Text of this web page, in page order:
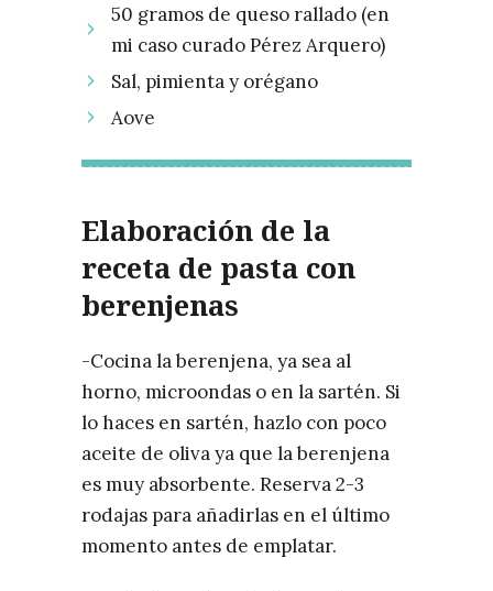
50 gramos de queso rallado (en
mi caso curado Pérez Arquero)
Sal, pimienta y orégano
Aove
Elaboración de la
receta de pasta con
berenjenas
-Cocina la berenjena, ya sea al
horno, microondas o en la sartén. Si
lo haces en sartén, hazlo con poco
aceite de oliva ya que la berenjena
es muy absorbente. Reserva 2-3
rodajas para añadirlas en el último
momento antes de emplatar.